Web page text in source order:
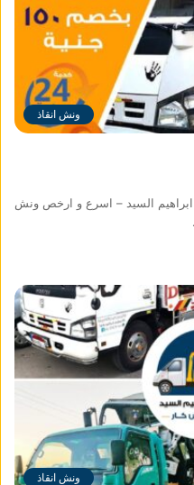
ونش انقاذ
السيد – اسرع و ارخص ونش
ونش انقاذ